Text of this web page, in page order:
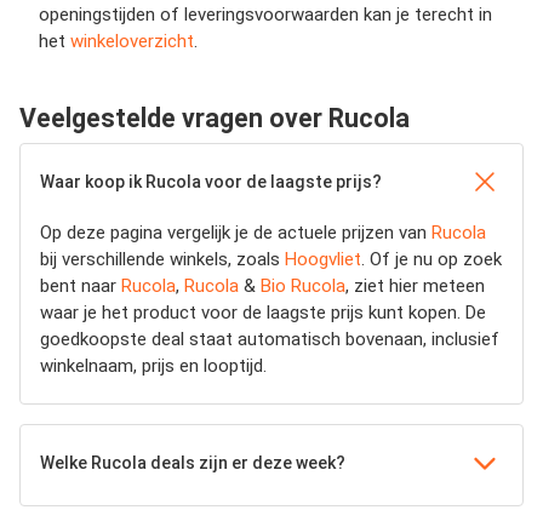
openingstijden of leveringsvoorwaarden kan je terecht in
het winkeloverzicht
Veelgestelde vragen over Rucola
Waar koop ik Rucola voor de laagste prijs?
Op deze pagina vergelijk je de actuele prijzen van Rucola
bij verschillende winkels, zoals Hoogvliet . Of je nu op zoek
bent naar Rucola, Rucola & Bio Rucola, ziet hier meteen
waar je het product voor de laagste prijs kunt kopen. De
goedkoopste deal staat automatisch bovenaan, inclusief
winkelnaam, prijs en looptijd.
Welke Rucola deals zijn er deze week?